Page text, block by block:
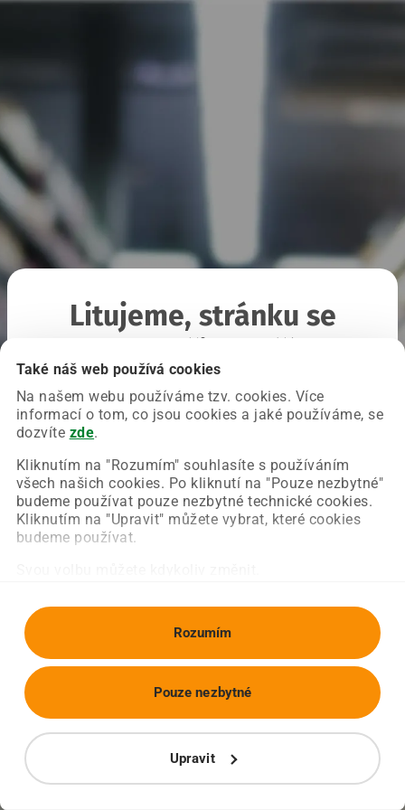
Také náš web používá cookies
Na našem webu používáme tzv. cookies. Více
informací o tom, co jsou cookies a jaké používáme, se
dozvíte zde.
Kliknutím na "Rozumím" souhlasíte s používáním
všech našich cookies. Po kliknutí na "Pouze nezbytné"
budeme používat pouze nezbytné technické cookies.
Kliknutím na "Upravit" můžete vybrat, které cookies
budeme používat.
Rozumím
Upravit
Pouze nezbytné
Litujeme, stránku se
Chyba nastala na naší straně a už ji opravujeme.
Zkuste prosím znovu načíst požadovanou stránku.
Obnovit stránku Úvodní strana